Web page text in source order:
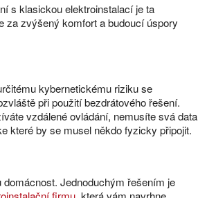
s klasickou elektroinstalací je ta
za zvýšený komfort a budoucí úspory
kybernetickému riziku se
při použití bezdrátového řešení.
vzdálené ovládání, nemusíte svá data
které by se musel někdo fyzicky připojit.
Jednoduchým řešením je